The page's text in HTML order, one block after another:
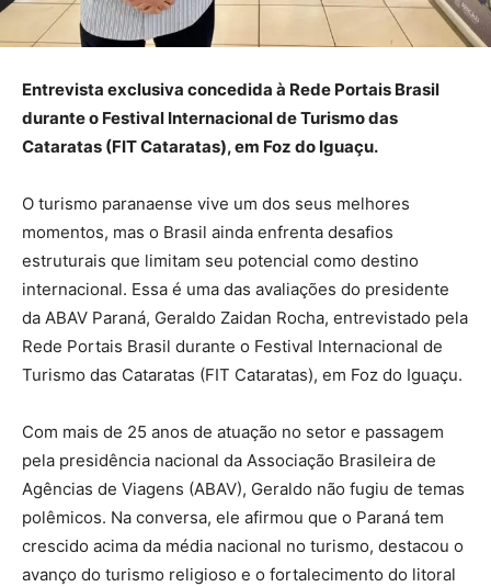
Entrevista exclusiva concedida à Rede Portais Brasil
durante o Festival Internacional de Turismo das
Cataratas (FIT Cataratas), em Foz do Iguaçu.
O turismo paranaense vive um dos seus melhores
momentos, mas o Brasil ainda enfrenta desafios
estruturais que limitam seu potencial como destino
internacional. Essa é uma das avaliações do presidente
da ABAV Paraná, Geraldo Zaidan Rocha, entrevistado pela
Rede Portais Brasil durante o Festival Internacional de
Turismo das Cataratas (FIT Cataratas), em Foz do Iguaçu.
Com mais de 25 anos de atuação no setor e passagem
pela presidência nacional da Associação Brasileira de
Agências de Viagens (ABAV), Geraldo não fugiu de temas
polêmicos. Na conversa, ele afirmou que o Paraná tem
crescido acima da média nacional no turismo, destacou o
avanço do turismo religioso e o fortalecimento do litoral